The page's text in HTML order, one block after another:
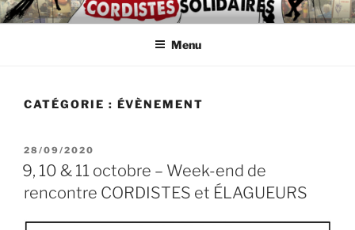
Aller
au
ASSOCIATION
D'AUTODÉFENSE DE
Intérimaires, embauché(e)s, indépendant(e)s : lutte, entraide,
Menu
CATÉGORIE : ÉVÈNEMENT
PUBLIÉ
LE
28/09/2020
9, 10 & 11 octobre – Week-end de
rencontre CORDISTES et ÉLAGUEURS